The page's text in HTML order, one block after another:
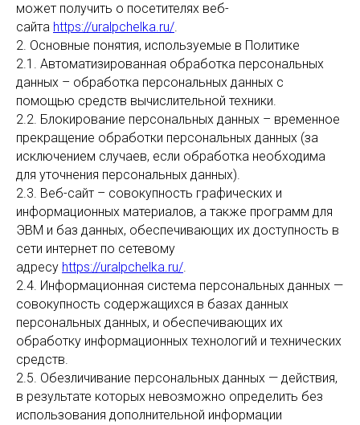
может получить о посетителях веб-
сайта https://uralpchelka.ru/.
2. Основные понятия, используемые в Политике
2.1. Автоматизированная обработка персональных
данных – обработка персональных данных с
помощью средств вычислительной техники.
2.2. Блокирование персональных данных – временное
прекращение обработки персональных данных (за
исключением случаев, если обработка необходима
для уточнения персональных данных).
2.3. Веб-сайт – совокупность графических и
информационных материалов, а также программ для
ЭВМ и баз данных, обеспечивающих их доступность в
сети интернет по сетевому
адресу https://uralpchelka.ru/.
2.4. Информационная система персональных данных —
совокупность содержащихся в базах данных
персональных данных, и обеспечивающих их
обработку информационных технологий и технических
средств.
2.5. Обезличивание персональных данных — действия,
в результате которых невозможно определить без
использования дополнительной информации